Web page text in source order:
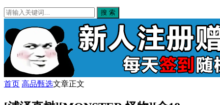
搜 索
首页 高品甄选文章正文